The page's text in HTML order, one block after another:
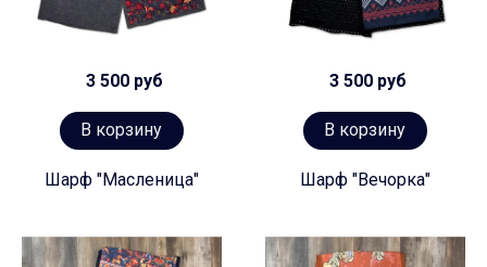
3 500 руб
В корзину
Шарф "Масленица"
3 500 руб
В корзину
Шарф "Вечорка"